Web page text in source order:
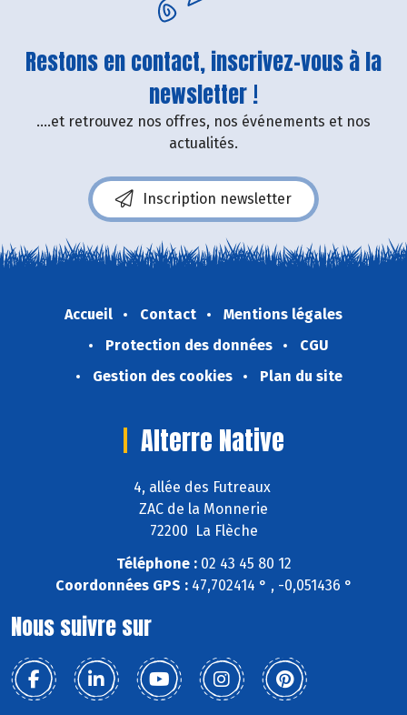
Restons en contact, inscrivez-vous à la
newsletter !
....et retrouvez nos offres, nos événements et nos
actualités.
Inscription newsletter
Accueil Contact
Mentions légales
Protection des données
CGU
Gestion des cookies
Plan du site
Alterre Native
4, allée des Futreaux
ZAC de la Monnerie
72200 La Flèche
Téléphone :02 43 45 80 12
Coordonnées GPS :47,702414 ° , -0,051436 °
Nous suivre sur